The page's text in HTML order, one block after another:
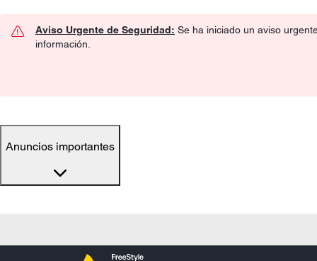
Aviso Urgente de Seguridad: Se ha iniciado un aviso
información.
Anuncios importantes